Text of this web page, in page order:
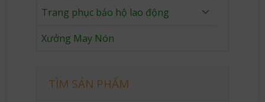
Trang phục bảo hộ lao động
Xưởng May Nón
TÌM SẢN PHẨM